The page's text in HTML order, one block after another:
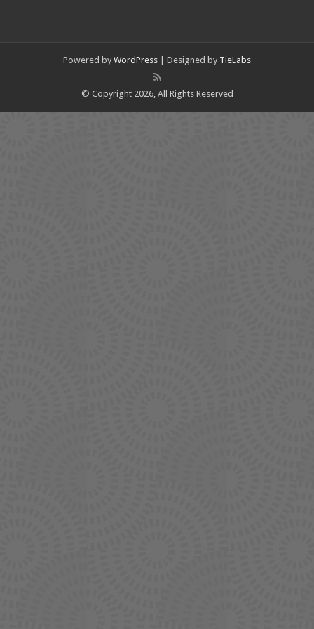
Powered by WordPress | Designed by TieLabs
© Copyright 2026, All Rights Reserved